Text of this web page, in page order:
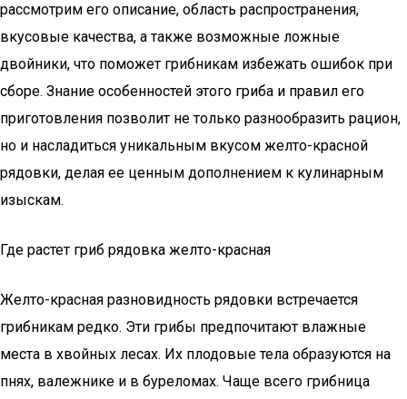
рассмотрим его описание, область распространения,
вкусовые качества, а также возможные ложные
двойники, что поможет грибникам избежать ошибок при
сборе. Знание особенностей этого гриба и правил его
приготовления позволит не только разнообразить рацион,
но и насладиться уникальным вкусом желто-красной
рядовки, делая ее ценным дополнением к кулинарным
изыскам.
Где растет гриб рядовка желто-красная
Желто-красная разновидность рядовки встречается
грибникам редко. Эти грибы предпочитают влажные
места в хвойных лесах. Их плодовые тела образуются на
пнях, валежнике и в буреломах. Чаще всего грибница